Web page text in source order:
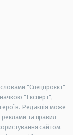
словами "Спецпроєкт"
"Експерт",
Редакція може
реклами та правил
сайтом.